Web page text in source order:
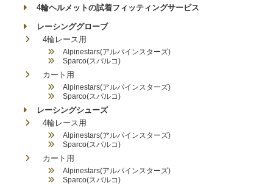
4輪ヘルメットの試着フィッティングサービス
レーシンググローブ
4輪レース用
Alpinestars(アルパインスターズ)
Sparco(スパルコ)
カート用
Alpinestars(アルパインスターズ)
Sparco(スパルコ)
レーシングシューズ
4輪レース用
Alpinestars(アルパインスターズ)
Sparco(スパルコ)
カート用
Alpinestars(アルパインスターズ)
Sparco(スパルコ)